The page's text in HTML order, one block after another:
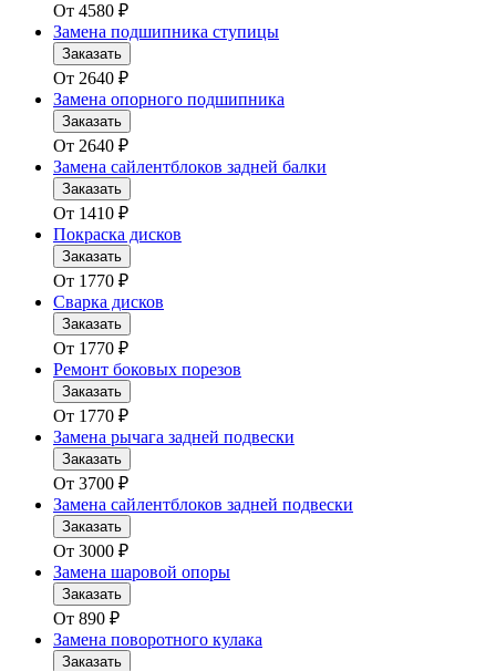
От 4580 ₽
Замена подшипника ступицы
Заказать
От 2640 ₽
Замена опорного подшипника
Заказать
От 2640 ₽
Замена сайлентблоков задней балки
Заказать
От 1410 ₽
Покраска дисков
Заказать
От 1770 ₽
Сварка дисков
Заказать
От 1770 ₽
Ремонт боковых порезов
Заказать
От 1770 ₽
Замена рычага задней подвески
Заказать
От 3700 ₽
Замена сайлентблоков задней подвески
Заказать
От 3000 ₽
Замена шаровой опоры
Заказать
От 890 ₽
Замена поворотного кулака
Заказать